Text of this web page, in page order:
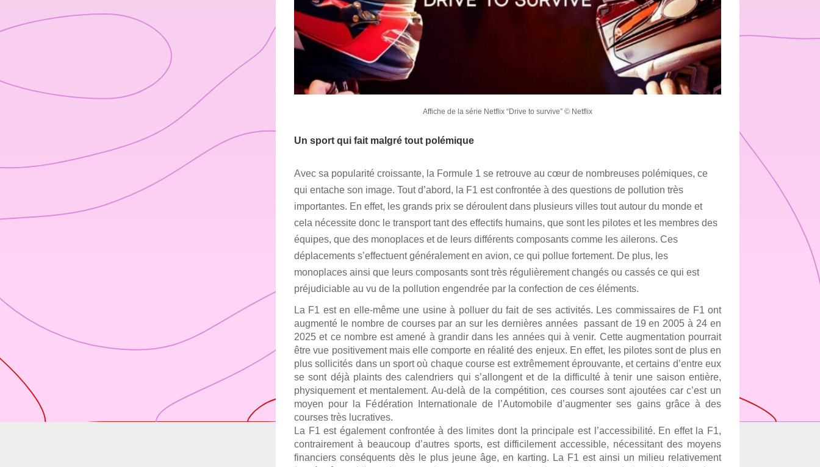
Affiche de la série Netflix “Drive to survive” © Netflix
Un sport qui fait malgré tout polémique
Avec sa popularité croissante, la Formule 1 se retrouve au cœur de nombreuses polémiques, ce
qui entache son image. Tout d’abord, la F1 est confrontée à des questions de pollution très
importantes. En effet, les grands prix se déroulent dans plusieurs villes tout autour du monde et
cela nécessite donc le transport tant des effectifs humains, que sont les pilotes et les membres des
équipes, que des monoplaces et de leurs différents composants comme les ailerons. Ces
déplacements s’effectuent généralement en avion, ce qui pollue fortement. De plus, les
monoplaces ainsi que leurs composants sont très régulièrement changés ou cassés ce qui est
préjudiciable au vu de la pollution engendrée par la confection de ces éléments.
La F1 est en elle-même une usine à polluer du fait de ses activités. Les commissaires de F1 ont
augmenté le nombre de courses par an sur les dernières années  passant de 19 en 2005 à 24 en
2025 et ce nombre est amené à grandir dans les années qui à venir. Cette augmentation pourrait
être vue positivement mais elle comporte en réalité des enjeux. En effet, les pilotes sont de plus en
plus sollicités dans un sport où chaque course est extrêmement éprouvante, et certains d’entre eux
se sont déjà plaints des calendriers qui s’allongent et de la difficulté à tenir une saison entière,
physiquement et mentalement. Au-delà de la compétition, ces courses sont ajoutées car c’est un
moyen pour la Fédération Internationale de l’Automobile d’augmenter ses gains grâce à des
courses très lucratives.
La F1 est également confrontée à des limites dont la principale est l’accessibilité. En effet la F1,
contrairement à beaucoup d’autres sports, est difficilement accessible, nécessitant des moyens
financiers conséquents dès le plus jeune âge, en karting. La F1 est ainsi un milieu relativement